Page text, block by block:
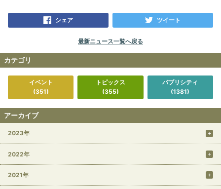
シェア ツイート
最新ニュース一覧へ戻る
カテゴリ
イベント
(351)
トピックス
(355)
パブリシティ
(1381)
アーカイブ
2023年
2022年
2021年